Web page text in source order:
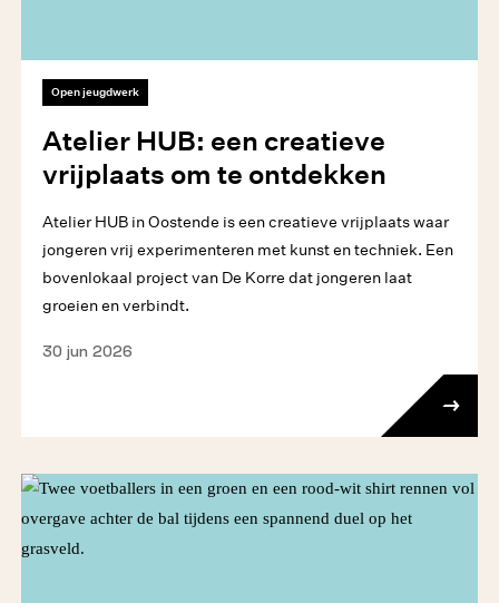
Open jeugdwerk
Atelier HUB: een creatieve
vrijplaats om te ontdekken
Atelier HUB in Oostende is een creatieve vrijplaats waar
jongeren vrij experimenteren met kunst en techniek. Een
bovenlokaal project van De Korre dat jongeren laat
groeien en verbindt.
30 jun 2026